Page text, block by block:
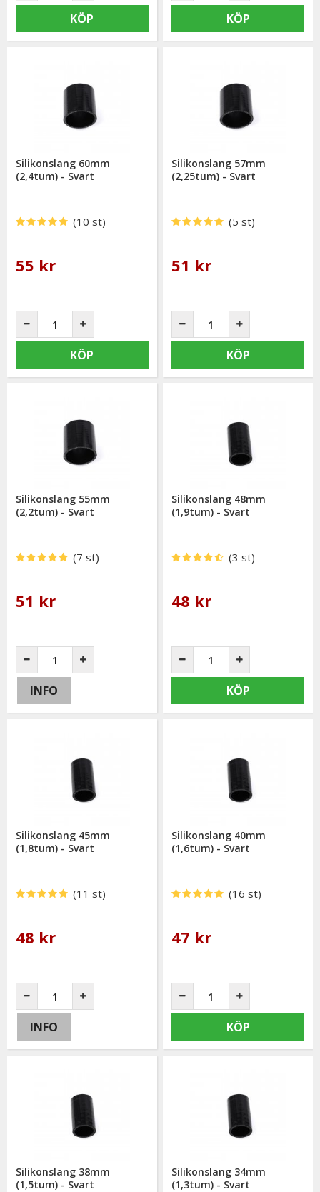
KÖP KÖP
Silikonslang 60mm
(2,4tum) - Svart
(10 st)
55 kr
KÖP
Silikonslang 57mm
(2,25tum) - Svart
(5 st)
51 kr
KÖP
Silikonslang 55mm
(2,2tum) - Svart
(7 st)
51 kr
INFO
Silikonslang 48mm
(1,9tum) - Svart
(3 st)
48 kr
KÖP
Silikonslang 45mm
(1,8tum) - Svart
(11 st)
48 kr
INFO
Silikonslang 40mm
(1,6tum) - Svart
(16 st)
47 kr
KÖP
Silikonslang 38mm
(1,5tum) - Svart
Silikonslang 34mm
(1,3tum) - Svart